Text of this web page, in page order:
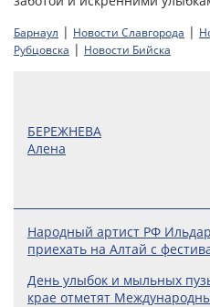
Барнаул | Новости Славгорода |
Рубцовска | Новости Бийска
БЕРЕЖНЕВА
Алена
Народный артист РФ
приехать на Алтай с
День улыбок и мыльных
крае отметят